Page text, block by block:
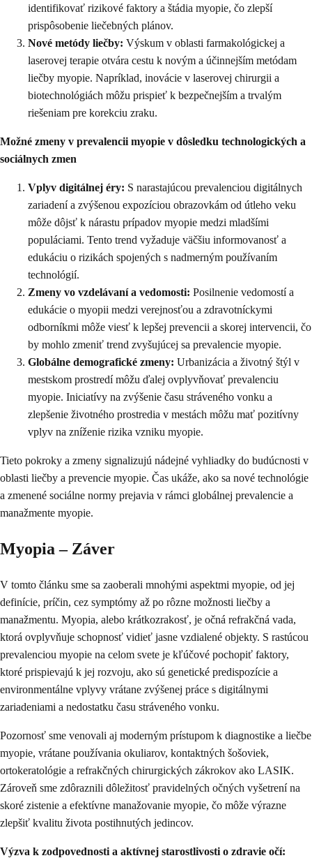
identifikovať rizikové faktory a štádia myopie, čo zlepší
prispôsobenie liečebných plánov.
Nové metódy liečby: Výskum v oblasti farmakológickej a
laserovej terapie otvára cestu k novým a účinnejším metódam
liečby myopie. Napríklad, inovácie v laserovej chirurgii a
biotechnológiách môžu prispieť k bezpečnejším a trvalým
riešeniam pre korekciu zraku.
Možné zmeny v prevalencii myopie v dôsledku technologických a
sociálnych zmen
Vplyv digitálnej éry: S narastajúcou prevalenciou digitálnych
zariadení a zvýšenou expozíciou obrazovkám od útleho veku
môže dôjsť k nárastu prípadov myopie medzi mladšími
populáciami. Tento trend vyžaduje väčšiu informovanosť a
edukáciu o rizikách spojených s nadmerným používaním
technológií.
Zmeny vo vzdelávaní a vedomosti: Posilnenie vedomostí a
edukácie o myopii medzi verejnosťou a zdravotníckymi
odborníkmi môže viesť k lepšej prevencii a skorej intervencii, čo
by mohlo zmeniť trend zvyšujúcej sa prevalencie myopie.
Globálne demografické zmeny: Urbanizácia a životný štýl v
mestskom prostredí môžu ďalej ovplyvňovať prevalenciu
myopie. Iniciatívy na zvýšenie času stráveného vonku a
zlepšenie životného prostredia v mestách môžu mať pozitívny
vplyv na zníženie rizika vzniku myopie.
Tieto pokroky a zmeny signalizujú nádejné vyhliadky do budúcnosti v
oblasti liečby a prevencie myopie. Čas ukáže, ako sa nové technológie
a zmenené sociálne normy prejavia v rámci globálnej prevalencie a
manažmente myopie.
Myopia – Záver
V tomto článku sme sa zaoberali mnohými aspektmi myopie, od jej
definície, príčin, cez symptómy až po rôzne možnosti liečby a
manažmentu. Myopia, alebo krátkozrakosť, je očná refrakčná vada,
ktorá ovplyvňuje schopnosť vidieť jasne vzdialené objekty. S rastúcou
prevalenciou myopie na celom svete je kľúčové pochopiť faktory,
ktoré prispievajú k jej rozvoju, ako sú genetické predispozície a
environmentálne vplyvy vrátane zvýšenej práce s digitálnymi
zariadeniami a nedostatku času stráveného vonku.
Pozornosť sme venovali aj moderným prístupom k diagnostike a liečbe
myopie, vrátane používania okuliarov, kontaktných šošoviek,
ortokeratológie a refrakčných chirurgických zákrokov ako LASIK.
Zároveň sme zdôraznili dôležitosť pravidelných očných vyšetrení na
skoré zistenie a efektívne manažovanie myopie, čo môže výrazne
zlepšiť kvalitu života postihnutých jedincov.
Výzva k zodpovednosti a aktívnej starostlivosti o zdravie očí: